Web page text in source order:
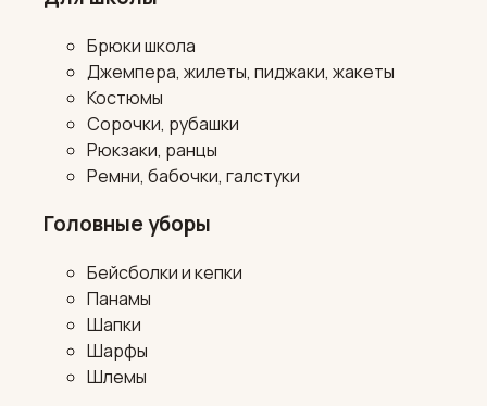
Брюки школа
Джемпера, жилеты, пиджаки, жакеты
Костюмы
Сорочки, рубашки
Рюкзаки, ранцы
Ремни, бабочки, галстуки
Головные уборы
Бейсболки и кепки
Панамы
Шапки
Шарфы
Шлемы